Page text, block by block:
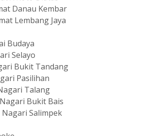
Danau Kembar
Lembang Jaya
Budaya
Selayo
Bukit Tandang
Pasilihan
Talang
Bukit Bais
Salimpek